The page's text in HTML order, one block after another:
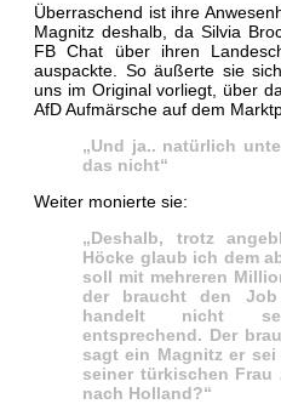
Überraschend ist ihre
Magnitz deshalb, da Silvia
FB Chat über ihren
auspackte. So äußerte sie
uns im Original vorliegt, über
AfD Aufmärsche auf dem
„Und ja.. natürlich
das nicht“
Weiter monierte sie:
„Deshalb, trotz
Höcke glaub ich dem
soll mit mehreren
der braucht den
handelt nicht
entsprechend. Der
sagt ein Magnitz er
seiner türkischen Frau
nach Holland?“